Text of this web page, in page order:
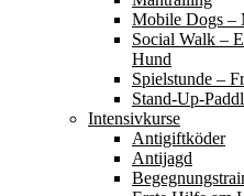
Mobile Dogs –
Social Walk –
Hund
Spielstunde –
Stand-Up-
Intensivkurse
Antigiftköder
Antijagd